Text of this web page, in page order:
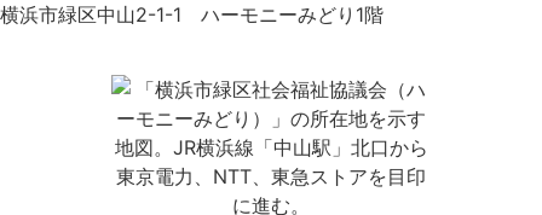
横浜市緑区中山2-1-1 ハーモニーみどり1階